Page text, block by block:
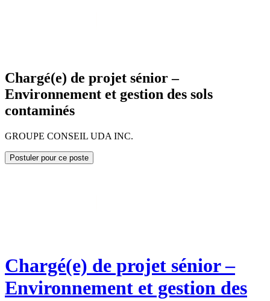
Chargé(e) de projet sénior –
Environnement et gestion des sols
contaminés
GROUPE CONSEIL UDA INC.
Postuler pour ce poste
Chargé(e) de projet sénior –
Environnement et gestion des